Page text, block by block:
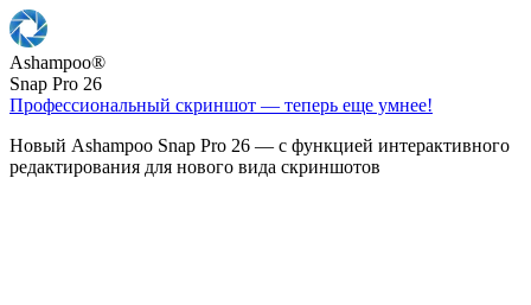
Ashampoo®
Snap Pro 26
Профессиональный скриншот — теперь еще умнее!
Новый Ashampoo Snap Pro 26 — с функцией интерактивного
редактирования для нового вида скриншотов